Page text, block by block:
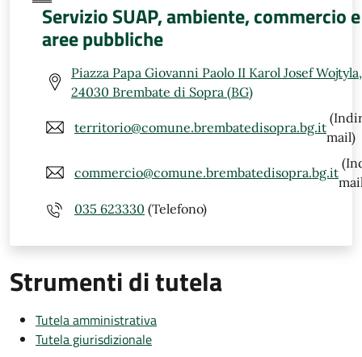
Servizio SUAP, ambiente, commercio e
aree pubbliche
Piazza Papa Giovanni Paolo II Karol Josef
24030 Brembate di Sopra (BG)
territorio@comune.brembatedisopra.bg.it
mail)
commercio@comune.brembatedisopra.bg.it
035 623330 (Telefono)
Strumenti di tutela
Tutela amministrativa
Tutela giurisdizionale